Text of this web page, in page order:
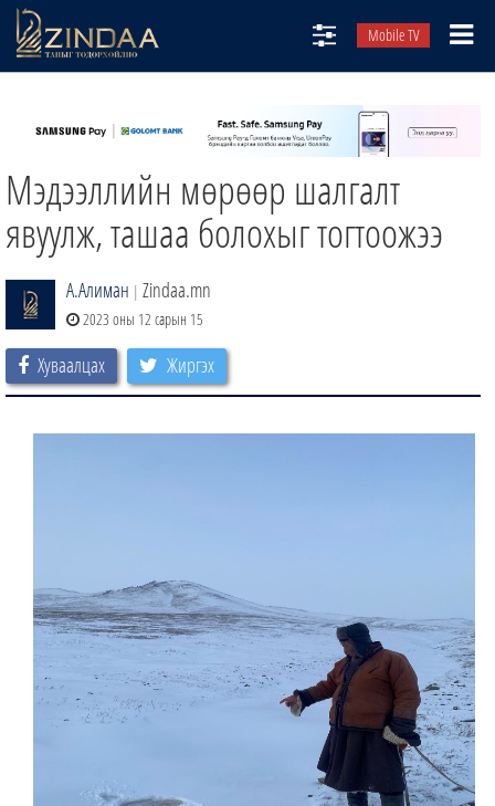
Mobile TV
ТВ8
ӨГЛӨӨНИЙ СОНИН
АУДИО ЗОХИОЛ
ЗИНДАА СЭТГҮҮЛ
Мэдээллийн мөрөөр шалгалт
явуулж, ташаа болохыг тогтоожээ
А.Алиман | Zindaa.mn
2023 оны 12 сарын 15
Хуваалцах Жиргэх